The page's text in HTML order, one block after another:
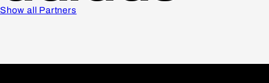
NetworkBenefits